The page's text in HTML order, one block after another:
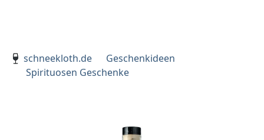
schneekloth.de
Geschenkideen
Spirituosen Geschenke
Bildergalerie überspringen